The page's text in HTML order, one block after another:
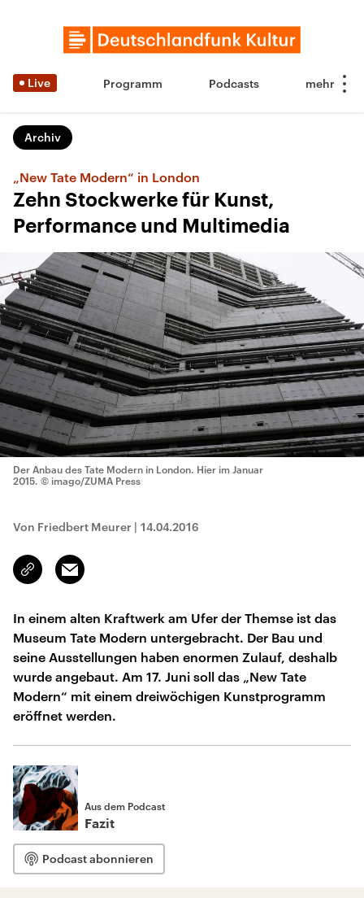
Live Programm Podcasts
Archiv
„New Tate Modern“ in London
Zehn Stockwerke für Kunst,
Performance und Multimedia
Der Anbau des Tate Modern in London. Hier im Januar
2015. © imago/ZUMA Press
Von Friedbert Meurer | 14.04.2016
Link
kopieren/teilen
Email
In einem alten Kraftwerk am Ufer der Themse ist das
Museum Tate Modern untergebracht. Der Bau und
seine Ausstellungen haben enormen Zulauf, deshalb
wurde angebaut. Am 17. Juni soll das „New Tate
Modern“ mit einem dreiwöchigen Kunstprogramm
eröffnet werden.
Aus dem Podcast
Fazit
Podcast abonnieren